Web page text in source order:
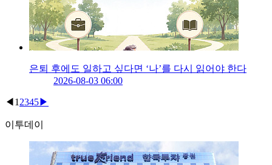
은퇴 후에도 일하고 싶다면 ‘나’를 다시 읽어야 한다
2026-08-03 06:00
◀ 1 2345▶
이투데이